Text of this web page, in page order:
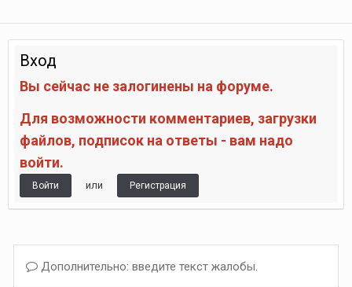
Вход
Вы сейчас не залогинены на форуме.
Для возможности комментариев, загрузки
файлов, подписок на ответы - вам надо
войти.
Войти или Регистрация
Дополнительно: введите текст жалобы.